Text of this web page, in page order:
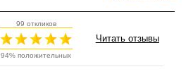
99 откликов
94% положительных
Читать отзывы